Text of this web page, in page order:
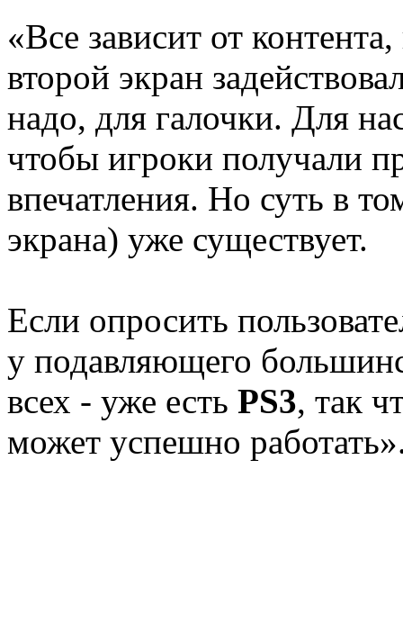
«Все зависит от
второй экран
надо, для галочки. Для
чтобы игроки получали
впечатления. Но суть в
экрана) уже существует.
Если опросить
у подавляющего
всех - уже есть PS3, так
может успешно